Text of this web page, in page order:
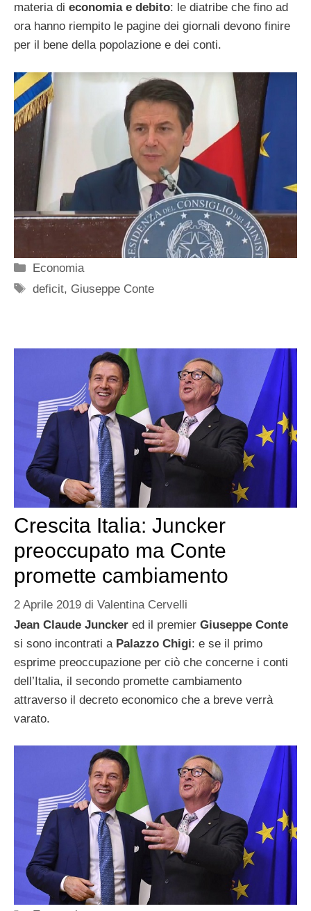
materia di economia e debito: le diatribe che fino ad
ora hanno riempito le pagine dei giornali devono finire
per il bene della popolazione e dei conti.
Categorie
Economia
Tag
deficit, Giuseppe Conte
Crescita Italia: Juncker
preoccupato ma Conte
promette cambiamento
2 Aprile 2019 di Valentina Cervelli
Jean Claude Juncker ed il premier Giuseppe Conte
si sono incontrati a Palazzo Chigi: e se il primo
esprime preoccupazione per ciò che concerne i conti
dell’Italia, il secondo promette cambiamento
attraverso il decreto economico che a breve verrà
varato.